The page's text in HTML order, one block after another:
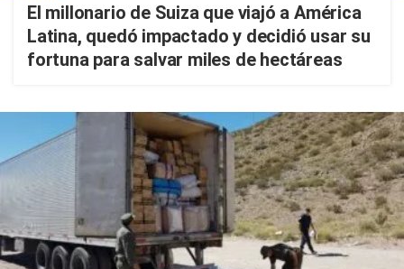
El millonario de Suiza que viajó a América
Latina, quedó impactado y decidió usar su
fortuna para salvar miles de hectáreas